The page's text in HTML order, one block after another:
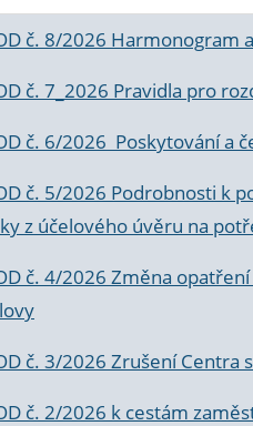
č. 8/2026 Harmonogram
č. 7_2026 Pravidla pro
č. 6/2026 Poskytování a
č. 5/2026 Podrobnosti k
z účelového úvěru na
č. 4/2026 Změna
č. 3/2026 Zrušení Centra
č. 2/2026 k cestám